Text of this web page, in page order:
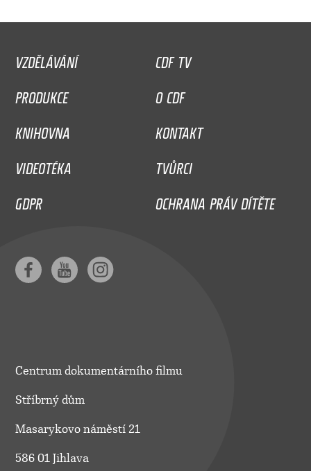
VZDĚLÁVÁNÍ
CDF TV
PRODUKCE
O CDF
KNIHOVNA
KONTAKT
VIDEOTÉKA
TVŮRCI
GDPR
OCHRANA PRÁV DÍTĚTE
Centrum dokumentárního filmu
Stříbrný dům
Masarykovo náměstí 21
586 01 Jihlava